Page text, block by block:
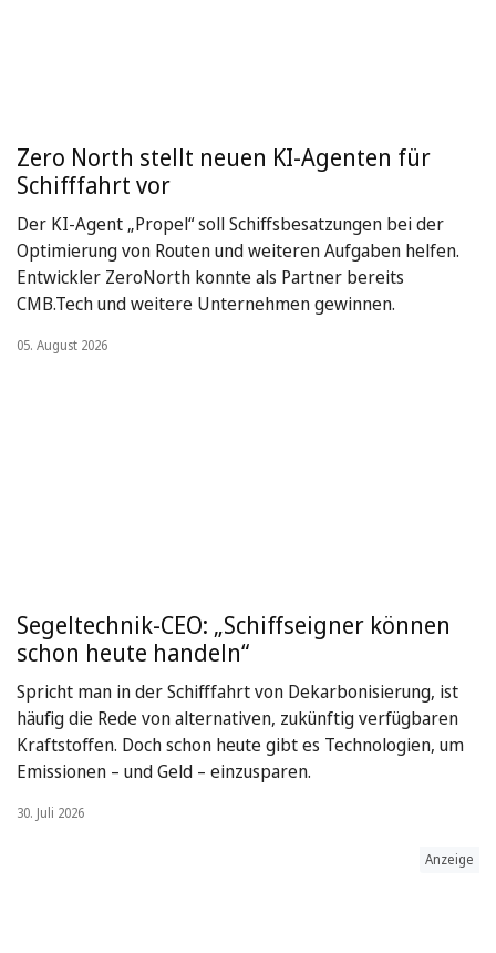
Zero North stellt neuen KI-Agenten für
Schifffahrt vor
Der KI-Agent „Propel“ soll Schiffsbesatzungen bei der
Optimierung von Routen und weiteren Aufgaben helfen.
Entwickler ZeroNorth konnte als Partner bereits
CMB.Tech und weitere Unternehmen gewinnen.
05. August 2026
Segeltechnik-CEO: „Schiffseigner können
schon heute handeln“
Spricht man in der Schifffahrt von Dekarbonisierung, ist
häufig die Rede von alternativen, zukünftig verfügbaren
Kraftstoffen. Doch schon heute gibt es Technologien, um
Emissionen – und Geld – einzusparen.
30. Juli 2026
Anzeige